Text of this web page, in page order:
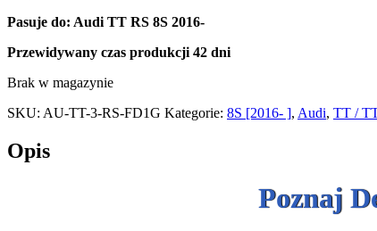
Pasuje do: Audi TT RS 8S 2016-
Przewidywany czas produkcji 42 dni
Brak w magazynie
SKU: AU-TT-3-RS-FD1G Kategorie: 8S [2016- ], Audi, TT /
Opis
Poznaj